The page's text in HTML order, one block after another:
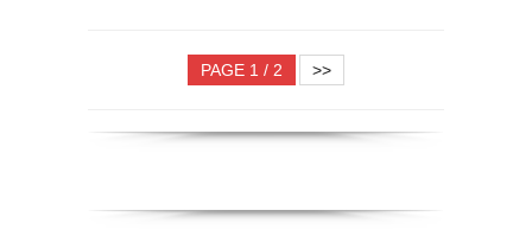
PAGE 1 / 2 >>